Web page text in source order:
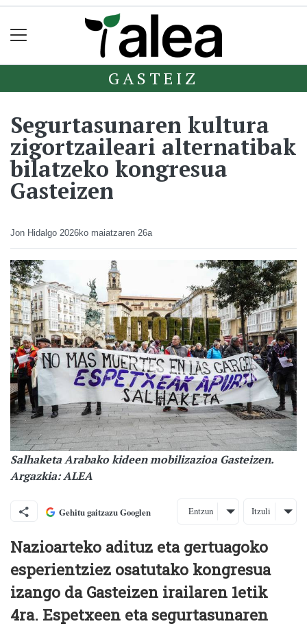
GASTEIZ
Segurtasunaren kultura
zigortzaileari alternatibak
bilatzeko kongresua
Gasteizen
Jon Hidalgo 2026ko maiatzaren 26a
Salhaketa Arabako kideen mobilizazioa Gasteizen.
Argazkia: ALEA
Gehitu gaitzazu Googlen Entzun Itzuli
Nazioarteko adituz eta gertuagoko
esperientziez osatutako kongresua
izango da Gasteizen irailaren 1etik
4ra. Espetxeen eta segurtasunaren